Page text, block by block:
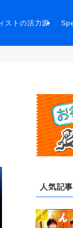
ストの活力源
人気記事